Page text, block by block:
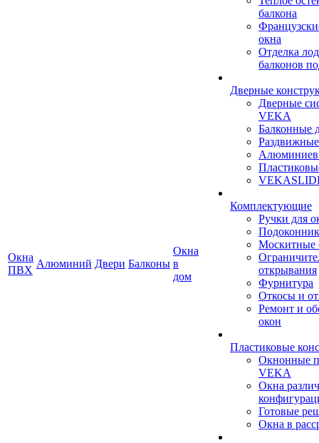
Окна
ПВХ
Алюминий Двери Балконы
Окна
в
дом
балкона
окна
Отделка
балконов
Дверные
Дверные
VEKA
Балконные
Комплектующие
Ручки для
Москитные
открывания
Фурнитура
Откосы и
Ремонт и
окон
Пластиковые
Окнонные
VEKA
Окна
Готовые
Окна в